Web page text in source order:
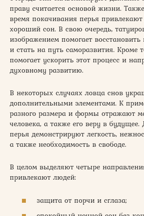
праву считается основой жизни.
время покачивания перья привлекают
хороший сон. В свою очередь,
изображением помогает
и стать на путь саморазвития. Кроме
помогает ускорить этот процесс и
духовному развитию.
В некоторых случаях ловца снов
дополнительными элементами. К
разного размера и формы отражают
человека, а также его веру в
перья демонстрируют легкость,
а также необходимость в свободе.
В целом выделяют четыре
привлекают людей:
защита от порчи и сглаза;